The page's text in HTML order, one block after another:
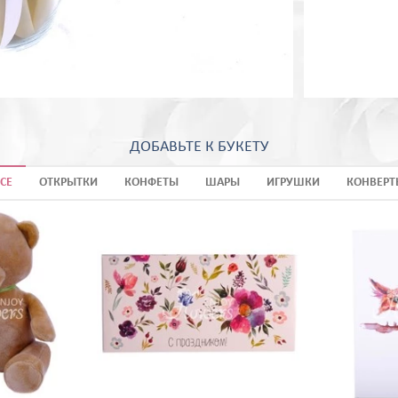
ДОБАВЬТЕ К БУКЕТУ
ОТКРЫТКИ КОНФЕТЫ ШАРЫ ИГРУШКИ